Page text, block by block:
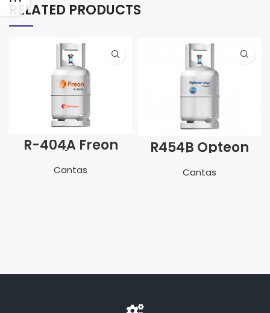
RELATED PRODUCTS
R-404A Freon
Tekrar
Doldurulabilir
Tüplü 10Kg
Cantas
R454B Opteon
XL41 Tekrar
Doldurulabilir
Tüplü 9Kg
Cantas